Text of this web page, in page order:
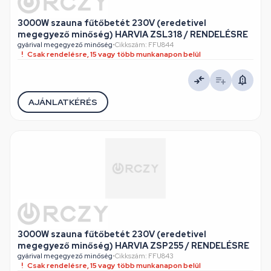
3000W szauna fűtőbetét 230V (eredetivel
megegyező minőség) HARVIA ZSL318 / RENDELÉSRE
gyárival megegyező minőség•Cikkszám: FFU844
Csak rendelésre, 15 vagy több munkanapon belül
AJÁNLATKÉRÉS
3000W szauna fűtőbetét 230V (eredetivel
megegyező minőség) HARVIA ZSP255 / RENDELÉSRE
gyárival megegyező minőség•Cikkszám: FFU843
Csak rendelésre, 15 vagy több munkanapon belül